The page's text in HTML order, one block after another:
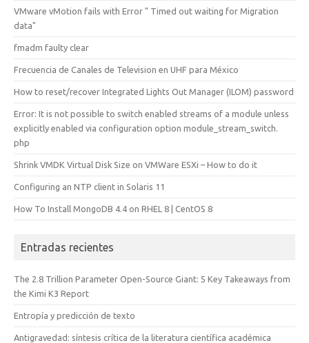
VMware vMotion fails with Error " Timed out waiting for Migration
data"
fmadm faulty clear
Frecuencia de Canales de Television en UHF para México
How to reset/recover Integrated Lights Out Manager (ILOM) password
Error: It is not possible to switch enabled streams of a module unless
explicitly enabled via configuration option module_stream_switch.
php
Shrink VMDK Virtual Disk Size on VMWare ESXi – How to do it
Configuring an NTP client in Solaris 11
How To Install MongoDB 4.4 on RHEL 8 | CentOS 8
Entradas recientes
The 2.8 Trillion Parameter Open-Source Giant: 5 Key Takeaways from
the Kimi K3 Report
Entropía y predicción de texto
Antigravedad: síntesis crítica de la literatura científica académica